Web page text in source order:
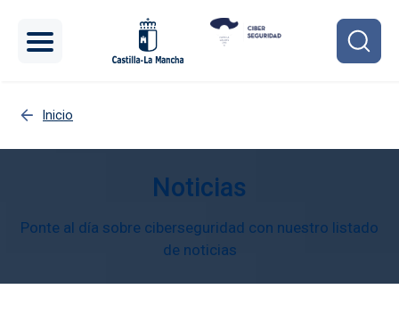
Inicio
Noticias
Ponte al día sobre ciberseguridad con nuestro listado
de noticias